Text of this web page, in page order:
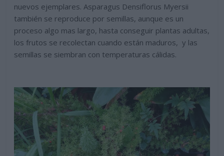
nuevos ejemplares. Asparagus Densiflorus Myersii
también se reproduce por semillas, aunque es un
proceso algo mas largo, hasta conseguir plantas adultas,
los frutos se recolectan cuando están maduros, y las
semillas se siembran con temperaturas cálidas.